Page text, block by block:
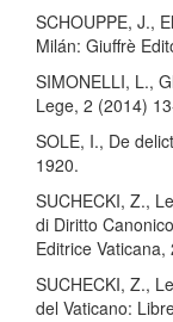
SCHOUPPE, J.,
Milán: Giuffrè
SIMONELLI, L.,
Lege, 2 (2014)
SOLE, I., De
1920.
SUCHECKI, Z.,
di Diritto
Editrice Vaticana,
SUCHECKI, Z.,
del Vaticano: